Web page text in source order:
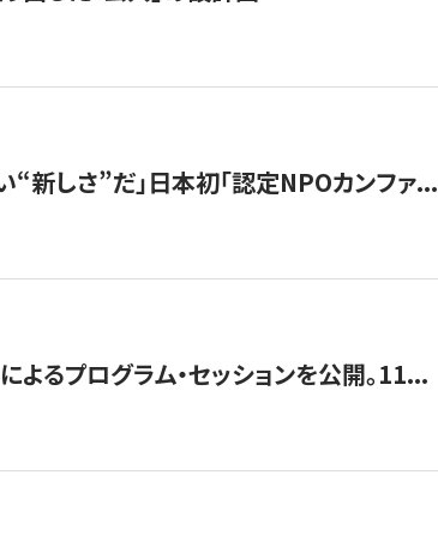
新しさ”だ」日本初「認定NPOカンファ...
るプログラム・セッションを公開。11...